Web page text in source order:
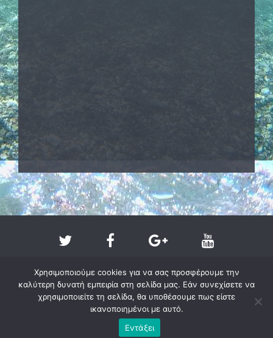
Copyright @ 2011-2026 - larissa-beach.gr
Χρησιμοποιούμε cookies για να σας προσφέρουμε την
καλύτερη δυνατή εμπειρία στη σελίδα μας. Εάν συνεχίσετε να
χρησιμοποιείτε τη σελίδα, θα υποθέσουμε πως είστε
ικανοποιημένοι με αυτό.
Εντάξει